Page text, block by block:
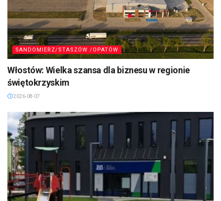
SANDOMIERZ/STASZÓW /OPATÓW
Włostów: Wielka szansa dla biznesu w regionie
świętokrzyskim
2026-08-07